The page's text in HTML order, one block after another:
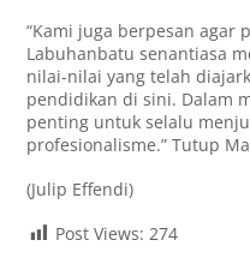
“Kami juga berpesan agar
Labuhanbatu senantiasa
nilai-nilai yang telah
pendidikan di sini. Dalam
penting untuk selalu
profesionalisme.” Tutup
(Julip Effendi)
Post Views: 274